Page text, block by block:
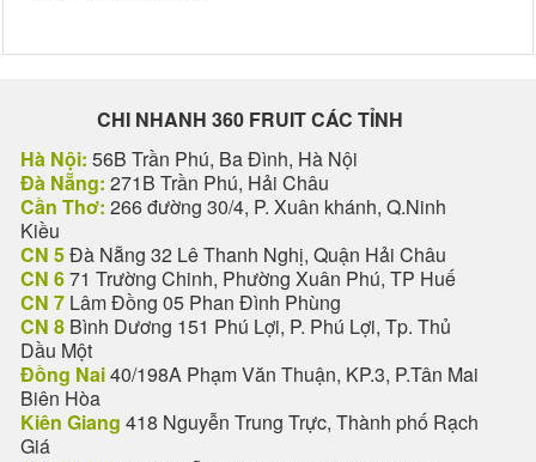
CHI NHANH 360 FRUIT CÁC TỈNH
Hà Nội: 56B Trần Phú, Ba Đình, Hà Nội
Đà Nẵng: 271B Trần Phú, Hải Châu
Cần Thơ: 266 đường 30/4, P. Xuân khánh, Q.Ninh
Kiều
CN 5Đà Nẵng 32 Lê Thanh Nghị, Quận Hải Châu
CN 671 Trường Chinh, Phường Xuân Phú, TP Huế
CN 7 Lâm Đồng 05 Phan Đình Phùng
CN 8 Bình Dương 151 Phú Lợi, P. Phú Lợi, Tp. Thủ
Dầu Một
Đồng Nai40/198A Phạm Văn Thuận, KP.3, P.Tân Mai
Biên Hòa
Kiên Giang 418 Nguyễn Trung Trực, Thành phố Rạch
Giá